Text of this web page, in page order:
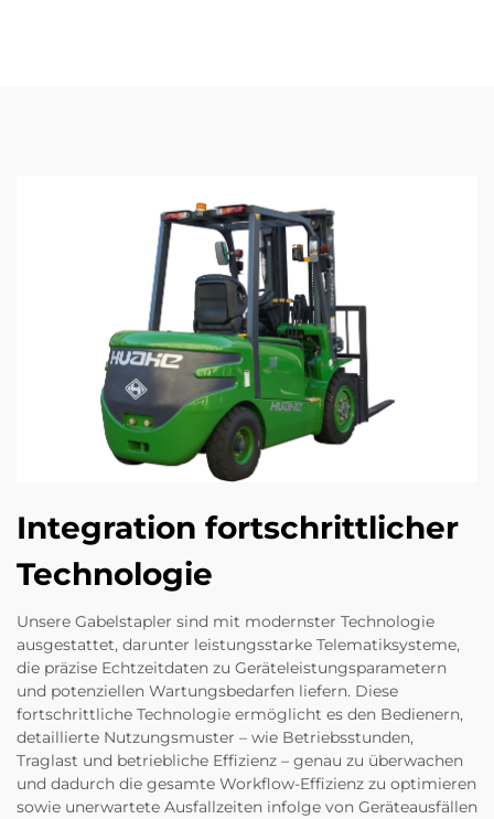
Integration fortschrittlicher
Technologie
Unsere Gabelstapler sind mit modernster Technologie
ausgestattet, darunter leistungsstarke Telematiksysteme,
die präzise Echtzeitdaten zu Geräteleistungsparametern
und potenziellen Wartungsbedarfen liefern. Diese
fortschrittliche Technologie ermöglicht es den Bedienern,
detaillierte Nutzungsmuster – wie Betriebsstunden,
Traglast und betriebliche Effizienz – genau zu überwachen
und dadurch die gesamte Workflow-Effizienz zu optimieren
sowie unerwartete Ausfallzeiten infolge von Geräteausfällen